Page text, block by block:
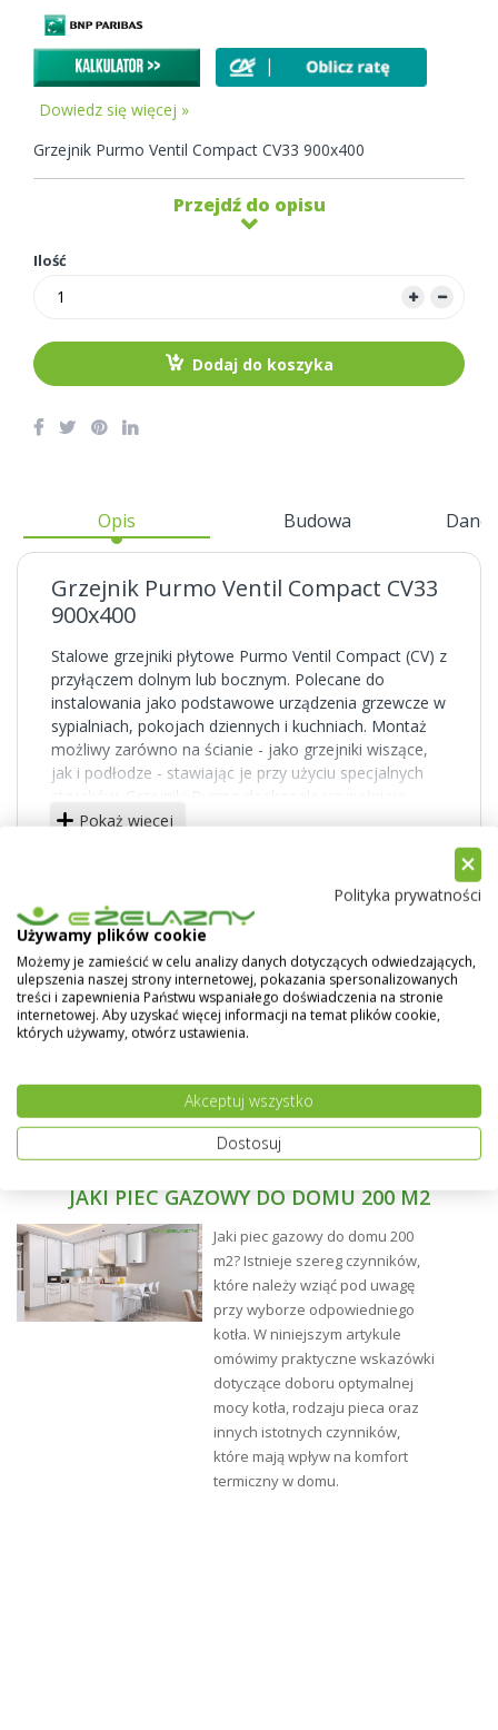
Dowiedz się więcej »
Grzejnik Purmo Ventil Compact CV33 900x400
Przejdź do opisu
Ilość
Dodaj do koszyka
Opis Budowa Dane
Grzejnik Purmo Ventil Compact CV33
900x400
Stalowe grzejniki płytowe Purmo Ventil Compact (CV) z
przyłączem dolnym lub bocznym. Polecane do
instalowania jako podstawowe urządzenia grzewcze w
sypialniach, pokojach dziennych i kuchniach. Montaż
możliwy zarówno na ścianie - jako grzejniki wiszące,
jak i podłodze - stawiając je przy użyciu specjalnych
stojaków. Grzejniki Purmo doskonale uzupełniają
domową instalację grzewczą.
liczba typów i rozmiarów pozwala dobrać idealny
grzejnik do każdego pomieszczenia.
Grzejniki typu CV posiadają cztery boczne i dwa
dolne otwory przyłączeniowe (z gwintem
wewnętrznym) w każdym narożniku grzejnika.
Pokaż więcej
JAKI PIEC GAZOWY DO DOMU 200 M2
Jaki piec gazowy do domu 200
m2? Istnieje szereg czynników,
które należy wziąć pod uwagę
przy wyborze odpowiedniego
kotła. W niniejszym artykule
omówimy praktyczne wskazówki
dotyczące doboru optymalnej
mocy kotła, rodzaju pieca oraz
innych istotnych czynników,
które mają wpływ na komfort
termiczny w domu.
Polityka prywatności
Używamy plików cookie
Możemy je zamieścić w celu analizy danych dotyczących odwiedzających,
ulepszenia naszej strony internetowej, pokazania spersonalizowanych
treści i zapewnienia Państwu wspaniałego doświadczenia na stronie
internetowej. Aby uzyskać więcej informacji na temat plików cookie,
których używamy, otwórz ustawienia.
Akceptuj wszystko
Dostosuj